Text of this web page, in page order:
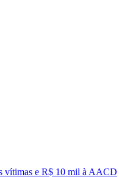
vítimas e R$ 10 mil à AACD